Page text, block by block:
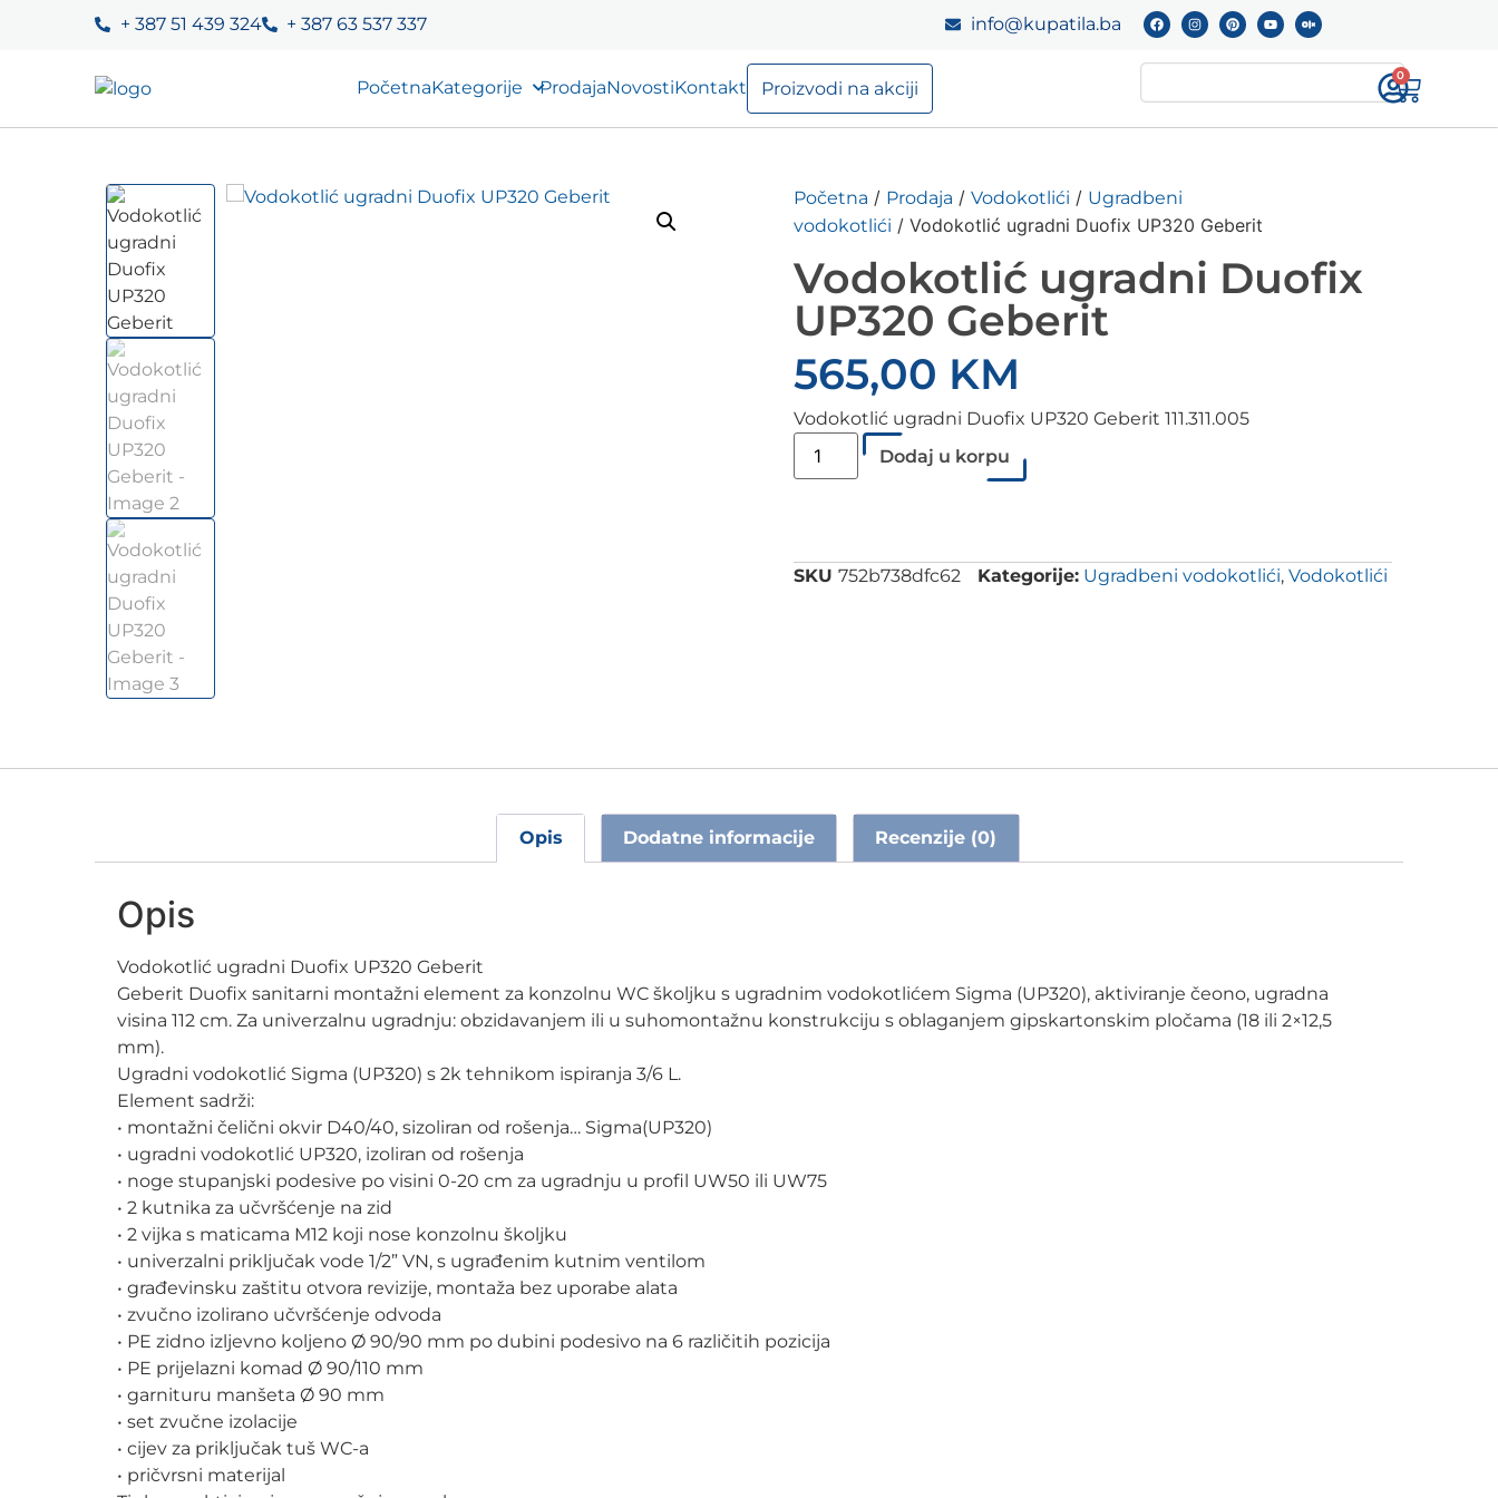
+ 387 51 439 324 + 387 63 537 337 info@kupatila.ba
PočetnaKategorije ProdajaNovostiKontakt Proizvodi na akciji
0
Početna / Prodaja / Vodokotlići / Ugradbeni
vodokotlići / Vodokotlić ugradni Duofix UP320 Geberit
Vodokotlić ugradni Duofix
UP320 Geberit
565,00 KM
Vodokotlić ugradni Duofix UP320 Geberit 111.311.005
Dodaj u korpu
SKU 752b738dfc62 Kategorije: Ugradbeni vodokotlići, Vodokotlići
Opis Dodatne informacije Recenzije (0)
Opis
Vodokotlić ugradni Duofix UP320 Geberit
Geberit Duofix sanitarni montažni element za konzolnu WC školjku s ugradnim vodokotlićem Sigma (UP320), aktiviranje čeono, ugradna
visina 112 cm. Za univerzalnu ugradnju: obzidavanjem ili u suhomontažnu konstrukciju s oblaganjem gipskartonskim pločama (18 ili 2×12,5
mm).
Ugradni vodokotlić Sigma (UP320) s 2k tehnikom ispiranja 3/6 L.
Element sadrži:
• montažni čelični okvir D40/40, sizoliran od rošenja… Sigma(UP320)
• ugradni vodokotlić UP320, izoliran od rošenja
• noge stupanjski podesive po visini 0-20 cm za ugradnju u profil UW50 ili UW75
• 2 kutnika za učvršćenje na zid
• 2 vijka s maticama M12 koji nose konzolnu školjku
• univerzalni priključak vode 1/2” VN, s ugrađenim kutnim ventilom
• građevinsku zaštitu otvora revizije, montaža bez uporabe alata
• zvučno izolirano učvršćenje odvoda
• PE zidno izljevno koljeno Ø 90/90 mm po dubini podesivo na 6 različitih pozicija
• PE prijelazni komad Ø 90/110 mm
• garnituru manšeta Ø 90 mm
• set zvučne izolacije
• cijev za priključak tuš WC-a
• pričvrsni materijal